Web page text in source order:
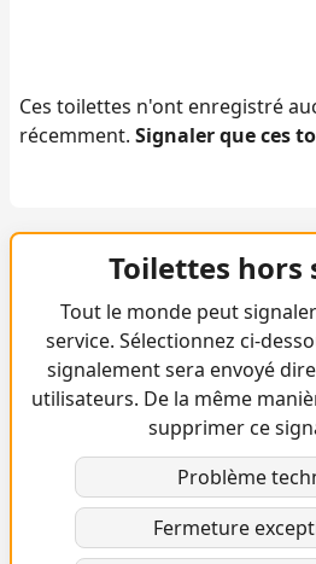
Ces toilettes n'ont enregistré
récemment. Signaler que ces
Toilettes hors
Tout le monde peut
service. Sélectionnez ci-
signalement sera envoyé
utilisateurs. De la même
supprimer ce
Problème
Fermeture